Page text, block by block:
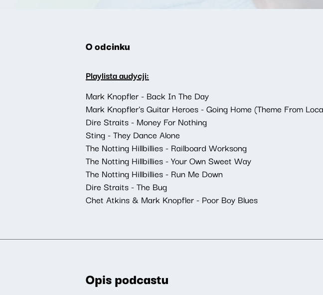
O odcinku
Playlista audycji:
Mark Knopfler - Back In The Day
Mark Knopfler's Guitar Heroes - Going Home (Theme From
Dire Straits - Money For Nothing
Sting - They Dance Alone
The Notting Hillbillies - Railboard Worksong
The Notting Hillbillies - Your Own Sweet Way
The Notting Hillbillies - Run Me Down
Dire Straits - The Bug
Chet Atkins & Mark Knopfler - Poor Boy Blues
Opis podcastu